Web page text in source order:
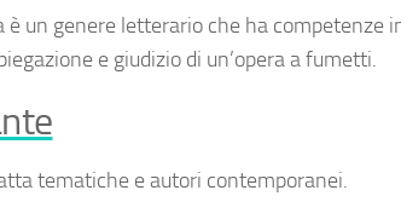
è un genere letterario che ha competenze
e giudizio di un’opera a fumetti.
tematiche e autori contemporanei.